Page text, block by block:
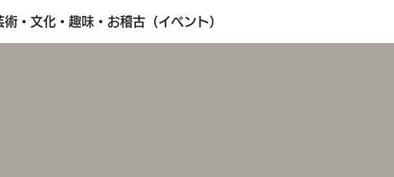
術・文化・趣味・お稽古（イベント）